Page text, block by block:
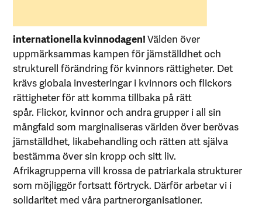
internationella kvinnodagen!Välden över
uppmärksammas kampen för jämställdhet och
strukturell förändring för kvinnors rättigheter. Det
krävs globala investeringar i kvinnors och flickors
rättigheter för att komma tillbaka på rätt
spår. Flickor, kvinnor och andra grupper i all sin
mångfald som marginaliseras världen över berövas
jämställdhet, likabehandling och rätten att själva
bestämma över sin kropp och sitt liv.
Afrikagrupperna vill krossa de patriarkala strukturer
som möjliggör fortsatt förtryck. Därför arbetar vi i
solidaritet med våra partnerorganisationer.